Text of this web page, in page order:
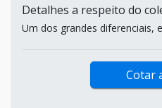
Detalhes a respeito do
Um dos grandes diferenciais,
Cotar